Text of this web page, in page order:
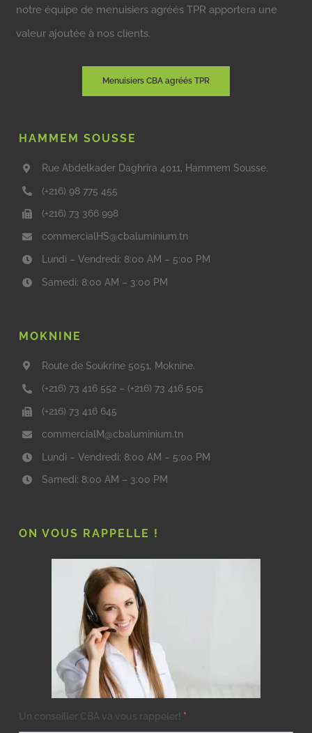
notre équipe de menuisiers agréés TPR apportera une
valeur ajoutée à nos clients.
Menuisiers CBA agréés TPR
HAMMEM SOUSSE
Rue Abdelkader Daghrira 4011, Hammem Sousse.
(+216) 98 775 455
(+216) 73 366 998
commercialHS@cbaluminium.tn
Lundi – Vendredi: 8:00 AM – 5:00 PM
Samedi: 8:00 AM – 3:00 PM
MOKNINE
Route de Soukrine 5051, Moknine.
(+216) 73 416 552 – (+216) 73 416 505
(+216) 73 416 645
commercialM@cbaluminium.tn
Lundi – Vendredi: 8:00 AM – 5:00 PM
Samedi: 8:00 AM – 3:00 PM
ON VOUS RAPPELLE !
Un conseiller CBA va vous rappeler! *